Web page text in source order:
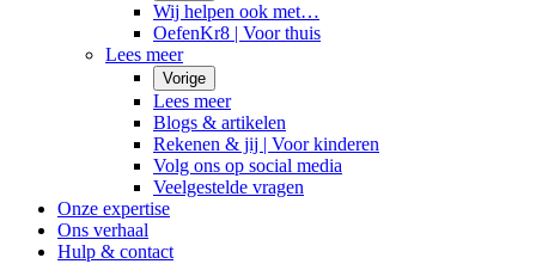
Wij helpen ook met…
OefenKr8 | Voor thuis
Lees meer
Vorige
Lees meer
Blogs & artikelen
Rekenen & jij | Voor kinderen
Volg ons op social media
Veelgestelde vragen
Onze expertise
Ons verhaal
Hulp & contact